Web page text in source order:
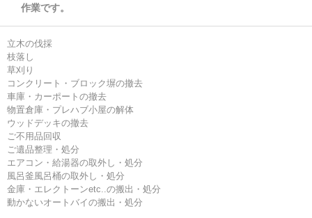
作業です。
立木の伐採
枝落し
草刈り
コンクリート・ブロック塀の撤去
車庫・カーポートの撤去
物置倉庫・プレハブ小屋の解体
ウッドデッキの撤去
ご不用品回収
ご遺品整理・処分
エアコン・給湯器の取外し・処分
風呂釜風呂桶の取外し・処分
金庫・エレクトーンetc..の搬出・処分
動かないオートバイの搬出・処分